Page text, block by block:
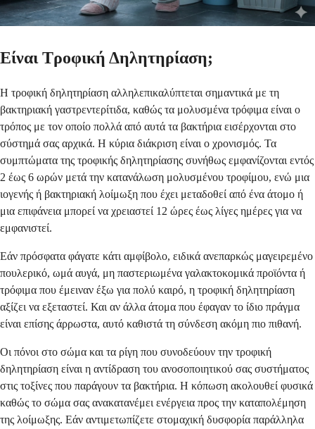
Είναι Τροφική Δηλητηρίαση;
Η τροφική δηλητηρίαση αλληλεπικαλύπτεται σημαντικά με τη
βακτηριακή γαστρεντερίτιδα, καθώς τα μολυσμένα τρόφιμα είναι ο
τρόπος με τον οποίο πολλά από αυτά τα βακτήρια εισέρχονται στο
σύστημά σας αρχικά. Η κύρια διάκριση είναι ο χρονισμός. Τα
συμπτώματα της τροφικής δηλητηρίασης συνήθως εμφανίζονται εντός
2 έως 6 ωρών μετά την κατανάλωση μολυσμένου τροφίμου, ενώ μια
ιογενής ή βακτηριακή λοίμωξη που έχει μεταδοθεί από ένα άτομο ή
μια επιφάνεια μπορεί να χρειαστεί 12 ώρες έως λίγες ημέρες για να
εμφανιστεί.
Εάν πρόσφατα φάγατε κάτι αμφίβολο, ειδικά ανεπαρκώς μαγειρεμένο
πουλερικό, ωμά αυγά, μη παστεριωμένα γαλακτοκομικά προϊόντα ή
τρόφιμα που έμειναν έξω για πολύ καιρό, η τροφική δηλητηρίαση
αξίζει να εξεταστεί. Και αν άλλα άτομα που έφαγαν το ίδιο πράγμα
είναι επίσης άρρωστα, αυτό καθιστά τη σύνδεση ακόμη πιο πιθανή.
Οι πόνοι στο σώμα και τα ρίγη που συνοδεύουν την τροφική
δηλητηρίαση είναι η αντίδραση του ανοσοποιητικού σας συστήματος
στις τοξίνες που παράγουν τα βακτήρια. Η κόπωση ακολουθεί φυσικά
καθώς το σώμα σας ανακατανέμει ενέργεια προς την καταπολέμηση
της λοίμωξης. Εάν αντιμετωπίζετε στομαχική δυσφορία παράλληλα